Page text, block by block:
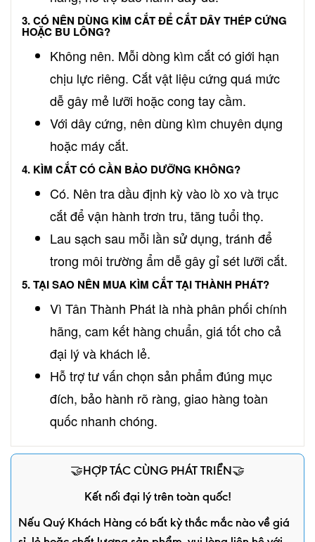
3. CÓ NÊN DÙNG KÌM CẮT ĐỂ CẮT DÂY THÉP CỨNG
HOẶC BU LÔNG?
Không nên. Mỗi dòng kìm cắt có giới hạn
chịu lực riêng. Cắt vật liệu cứng quá mức
dễ gây mẻ lưỡi hoặc cong tay cầm.
Với dây cứng, nên dùng kìm chuyên dụng
hoặc máy cắt.
4. KÌM CẮT CÓ CẦN BẢO DƯỠNG KHÔNG?
Có. Nên tra dầu định kỳ vào lò xo và trục
cắt để vận hành trơn tru, tăng tuổi thọ.
Lau sạch sau mỗi lần sử dụng, tránh để
trong môi trường ẩm dễ gây gỉ sét lưỡi cắt.
5. TẠI SAO NÊN MUA KÌM CẮT TẠI THÀNH PHÁT?
Vì Tân Thành Phát là nhà phân phối chính
hãng, cam kết hàng chuẩn, giá tốt cho cả
đại lý và khách lẻ.
Hỗ trợ tư vấn chọn sản phẩm đúng mục
đích, bảo hành rõ ràng, giao hàng toàn
quốc nhanh chóng.
🤝HỢP TÁC CÙNG PHÁT TRIỂN🤝
Kết nối đại lý trên toàn quốc!
Nếu Quý Khách Hàng có bất kỳ thắc mắc nào về giá